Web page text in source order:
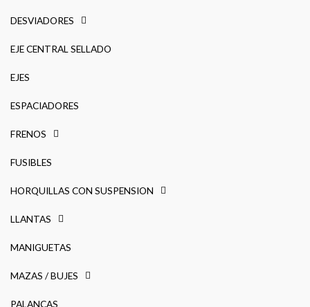
DESVIADORES
EJE CENTRAL SELLADO
EJES
ESPACIADORES
FRENOS
FUSIBLES
HORQUILLAS CON SUSPENSION
LLANTAS
MANIGUETAS
MAZAS / BUJES
PALANCAS